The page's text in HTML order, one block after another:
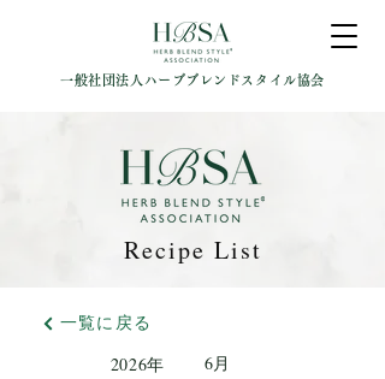
一般社団法人ハーブブレンドスタイル協会
Recipe List
一覧に戻る
2026年 6月